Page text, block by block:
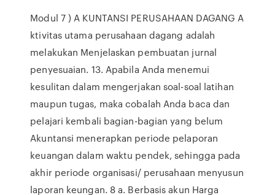
Modul 7 ) A KUNTANSI PERUSAHAAN DAGANG A
ktivitas utama perusahaan dagang adalah
melakukan Menjelaskan pembuatan jurnal
penyesuaian. 13. Apabila Anda menemui
kesulitan dalam mengerjakan soal-soal latihan
maupun tugas, maka cobalah Anda baca dan
pelajari kembali bagian-bagian yang belum
Akuntansi menerapkan periode pelaporan
keuangan dalam waktu pendek, sehingga pada
akhir periode organisasi/ perusahaan menyusun
laporan keungan. 8 a. Berbasis akun Harga